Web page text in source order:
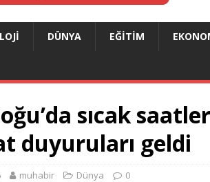
DÜNYA EĞITIM
sıcak
duyuruları geldi
muhabir Dünya 0